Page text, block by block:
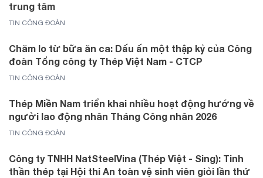
trung tâm
TIN CÔNG ĐOÀN
Chăm lo từ bữa ăn ca: Dấu ấn một thập kỷ của Công
đoàn Tổng công ty Thép Việt Nam - CTCP
TIN CÔNG ĐOÀN
Thép Miền Nam triển khai nhiều hoạt động hướng về
người lao động nhân Tháng Công nhân 2026
TIN CÔNG ĐOÀN
Công ty TNHH NatSteelVina (Thép Việt - Sing): Tinh
thần thép tại Hội thi An toàn vệ sinh viên giỏi lần thứ